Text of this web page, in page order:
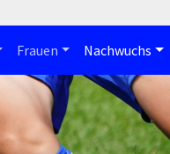
Frauen Nachwuchs